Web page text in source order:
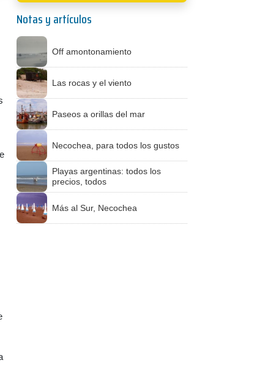
Notas y artículos
Off amontonamiento
Las rocas y el viento
Paseos a orillas del mar
Necochea, para todos los gustos
Playas argentinas: todos los
precios, todos
Más al Sur, Necochea